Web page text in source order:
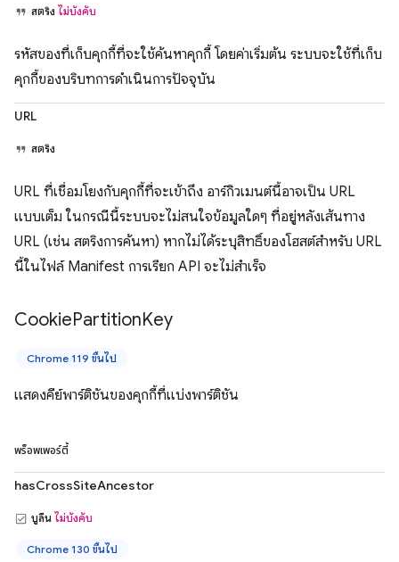
สตริง ไม่บังคับ
รหัสของที่เก็บคุกกี้ที่จะใช้ค้นหาคุกกี้ โดยค่าเริ่มต้น ระบบจะใช้ที่เก็บ
คุกกี้ของบริบทการดำเนินการปัจจุบัน
URL
สตริง
URL ที่เชื่อมโยงกับคุกกี้ที่จะเข้าถึง อาร์กิวเมนต์นี้อาจเป็น URL
แบบเต็ม ในกรณีนี้ระบบจะไม่สนใจข้อมูลใดๆ ที่อยู่หลังเส้นทาง
URL (เช่น สตริงการค้นหา) หากไม่ได้ระบุสิทธิ์ของโฮสต์สำหรับ URL
นี้ในไฟล์ Manifest การเรียก API จะไม่สำเร็จ
CookiePartitionKey
Chrome 119 ขึ้นไป
แสดงคีย์พาร์ติชันของคุกกี้ที่แบ่งพาร์ติชัน
พร็อพเพอร์ตี้
hasCrossSiteAncestor
บูลีน ไม่บังคับ
Chrome 130 ขึ้นไป